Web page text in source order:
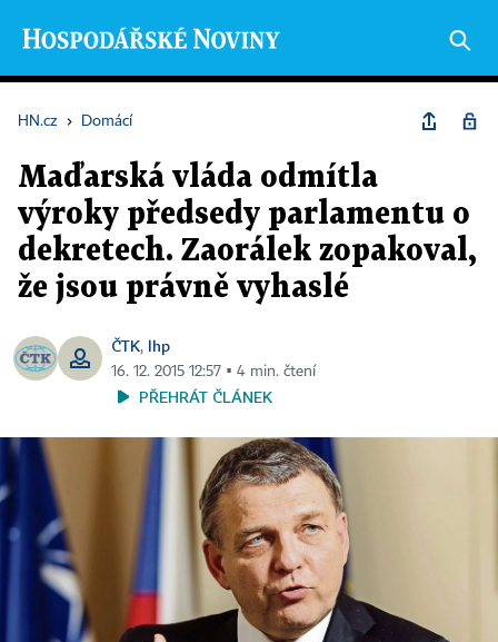
HN.cz › Domácí
Maďarská vláda odmítla
výroky předsedy parlamentu o
dekretech. Zaorálek zopakoval,
že jsou právně vyhaslé
ČTK, lhp
16. 12. 2015 12:57 ▪ 4 min. čtení
PŘEHRÁT ČLÁNEK